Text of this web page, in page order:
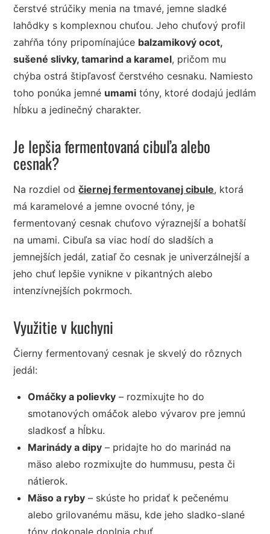
čerstvé strúčiky menia na tmavé, jemne sladké
lahôdky s komplexnou chuťou. Jeho chuťový profil
zahŕňa tóny pripomínajúce balzamikový ocot,
sušené slivky, tamarind a karamel, pričom mu
chýba ostrá štipľavosť čerstvého cesnaku. Namiesto
toho ponúka jemné umami tóny, ktoré dodajú jedlám
hĺbku a jedinečný charakter.
Je lepšia fermentovaná cibuľa alebo
cesnak?
Na rozdiel odčiernej fermentovanej cibule, ktorá
má karamelové a jemne ovocné tóny, je
fermentovaný cesnak chuťovo výraznejší a bohatší
na umami. Cibuľa sa viac hodí do sladších a
jemnejších jedál, zatiaľ čo cesnak je univerzálnejší a
jeho chuť lepšie vynikne v pikantných alebo
intenzívnejších pokrmoch.
Využitie v kuchyni
Čierny fermentovaný cesnak je skvelý do rôznych
jedál:
Omáčky a polievky – rozmixujte ho do
smotanových omáčok alebo vývarov pre jemnú
sladkosť a hĺbku.
Marinády a dipy – pridajte ho do marinád na
mäso alebo rozmixujte do hummusu, pesta či
nátierok.
Mäso a ryby – skúste ho pridať k pečenému
alebo grilovanému mäsu, kde jeho sladko-slané